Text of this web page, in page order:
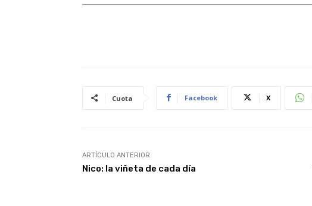
Cuota Facebook X
ARTÍCULO ANTERIOR
Nico: la viñeta de cada día